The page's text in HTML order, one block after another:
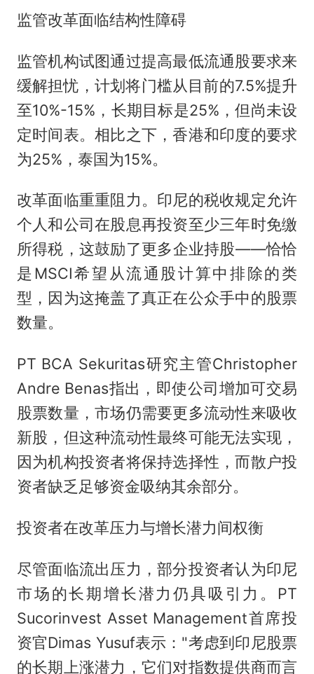
监管改革面临结构性障碍
监管机构试图通过提高最低流通股要求来
缓解担忧，计划将门槛从目前的7.5%提升
至10%-15%，长期目标是25%，但尚未设
定时间表。相比之下，香港和印度的要求
为25%，泰国为15%。
改革面临重重阻力。印尼的税收规定允许
个人和公司在股息再投资至少三年时免缴
所得税，这鼓励了更多企业持股——恰恰
是MSCI希望从流通股计算中排除的类
型，因为这掩盖了真正在公众手中的股票
数量。
PT BCA Sekuritas研究主管Christopher
Andre Benas指出，即使公司增加可交易
股票数量，市场仍需要更多流动性来吸收
新股，但这种流动性最终可能无法实现，
因为机构投资者将保持选择性，而散户投
资者缺乏足够资金吸纳其余部分。
投资者在改革压力与增长潜力间权衡
尽管面临流出压力，部分投资者认为印尼
市场的长期增长潜力仍具吸引力。PT
Sucorinvest Asset Management首席投
资官Dimas Yusuf表示："考虑到印尼股票
的长期上涨潜力，它们对指数提供商而言